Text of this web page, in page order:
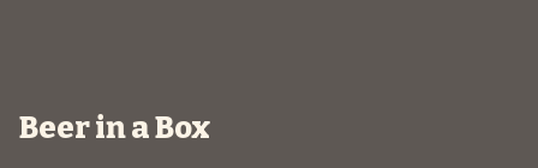
Beer in a Box